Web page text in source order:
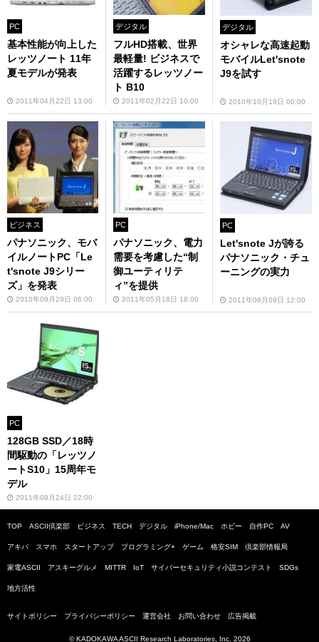
PC
基本性能が向上した
レッツノート 11年
夏モデルが発表
2011年04月22日 13:00
デジタル
フルHD搭載、世界
最軽量! ビジネスで
活躍するレッツノー
ト B10
2011年02月22日 10:00
デジタル
オシャレな高速起動
モバイルLet'snote
J9を試す
2010年10月19日 00:00
ビジネス
パナソニック、モバ
イルノートPC「Le
t'snote J9シリー
ズ」を発表
2010年09月29日 06:00
PC
パナソニック、電力
需要を考慮した“制
御ユーティリテ
ィ”を提供
2011年05月18日 18:00
PC
Let'snote Jが誇る
パナソニック・チュ
ーニングの実力
2011年06月09日 12:00
PC
128GB SSD／18時
間駆動の「レッツノ
ートS10」15周年モ
デル
2011年08月24日 22:00
TOP ASCII倶楽部 ビジネス TECH デジタル iPhone/Mac ホビー 自作PC AV
アキバ スマホ スタートアップ プログラミング+ ゲーム 格安SIM 倶楽部情報局
家電ASCII アスキーグルメ MITTR IoT サイバーセキュリティ小説コンテスト SDGs
地方活性
サイトポリシー プライバシーポリシー 運営会社 お問い合わせ 広告掲載
© KADOKAWA ASCII Research Laboratories, Inc. 2026